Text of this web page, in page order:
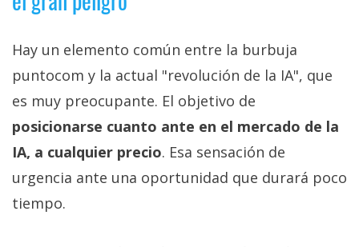
Hay un elemento común entre la burbuja
puntocom y la actual "revolución de la IA", que
es muy preocupante. El objetivo de
posicionarse cuanto ante en el mercado de la
IA, a cualquier precio. Esa sensación de
urgencia ante una oportunidad que durará poco
tiempo.